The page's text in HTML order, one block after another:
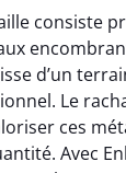
consiste
d’un
Le
ces
Avec